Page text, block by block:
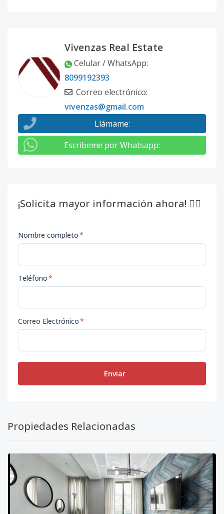
Vivenzas Real Estate
Celular / WhatsApp:
8099192393
Correo electrónico:
vivenzas@gmail.com
Llámame:
Escribeme por Whatsapp:
¡Solicita mayor información ahora! 👇🏽
Nombre completo*
Teléfono*
Correo Electrónico*
Enviar
Propiedades Relacionadas